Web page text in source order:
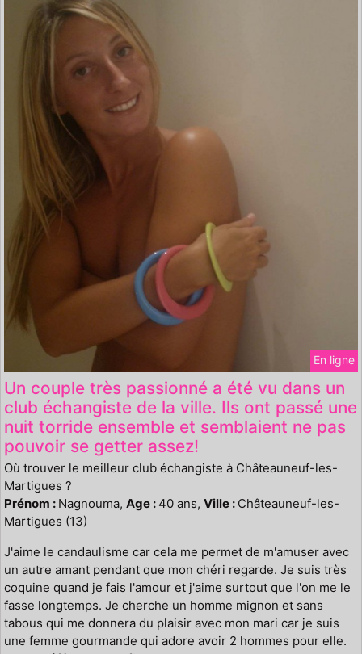
En ligne
Un couple très passionné a été vu dans un
club échangiste de la ville. Ils ont passé une
nuit torride ensemble et semblaient ne pas
pouvoir se getter assez!
Où trouver le meilleur club échangiste à Châteauneuf-les-
Martigues ?
Prénom : Nagnouma, Age : 40 ans, Ville : Châteauneuf-les-
Martigues (13)
J'aime le candaulisme car cela me permet de m'amuser avec
un autre amant pendant que mon chéri regarde. Je suis très
coquine quand je fais l'amour et j'aime surtout que l'on me le
fasse longtemps. Je cherche un homme mignon et sans
tabous qui me donnera du plaisir avec mon mari car je suis
une femme gourmande qui adore avoir 2 hommes pour elle.